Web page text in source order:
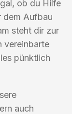
ob du Hilfe
dem Aufbau
steht dir zur
vereinbarte
pünktlich
auch